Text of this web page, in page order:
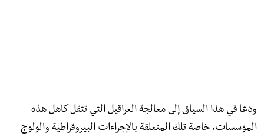
ودعا في هذا السياق إلى معالجة العراقيل التي تثقل كاهل هذه
المؤسسات، خاصة تلك المتعلقة بالإجراءات البيروقراطية والولوج